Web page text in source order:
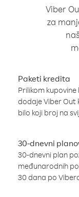
Viber
za
Paketi kredita
Prilikom
dodaje Viber Out
bilo koji broj na
30-dnevni
30-dnevni plan
međunarodnih
30 dana po